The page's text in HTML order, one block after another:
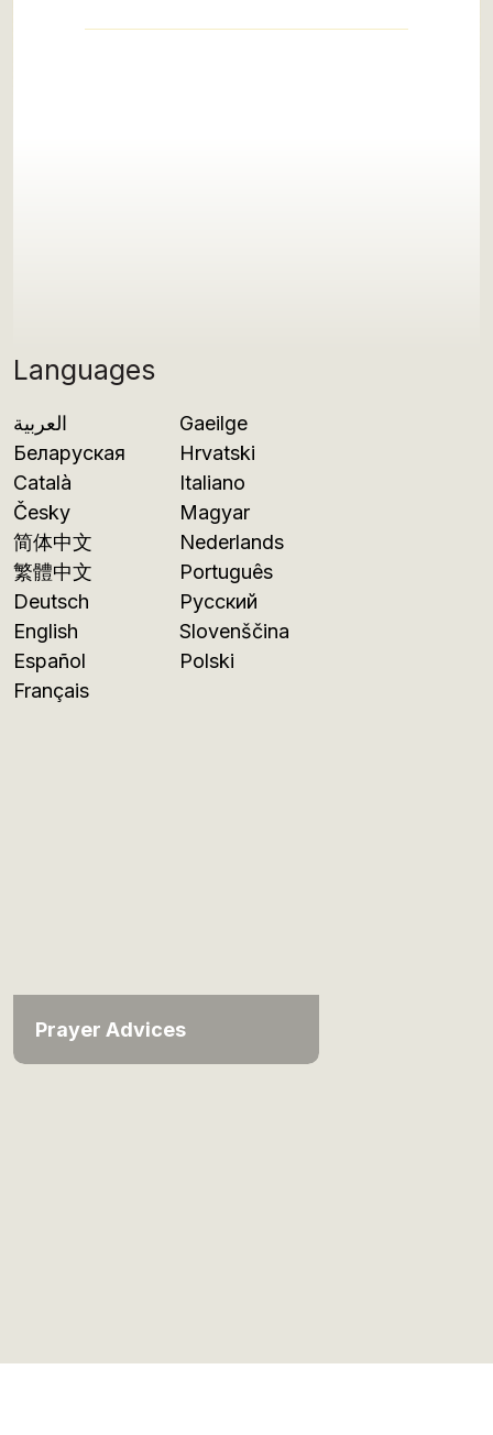
Languages
العربية
Беларуская
Català
Česky
简体中文
繁體中文
Deutsch
English
Español
Français
Gaeilge
Hrvatski
Italiano
Magyar
Nederlands
Português
Русский
Slovenščina
Polski
Prayer Advices